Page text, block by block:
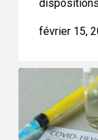
février 15,
l’ACLC
concernant